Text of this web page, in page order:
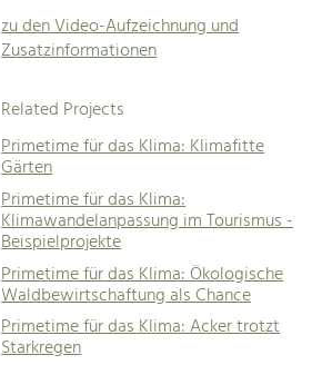
zu den Video-Aufzeichnung und
Zusatzinformationen
Related Projects
Primetime für das Klima: Klimafitte
Gärten
Primetime für das Klima:
Klimawandelanpassung im Tourismus -
Beispielprojekte
Primetime für das Klima: Ökologische
Waldbewirtschaftung als Chance
Primetime für das Klima: Acker trotzt
Starkregen